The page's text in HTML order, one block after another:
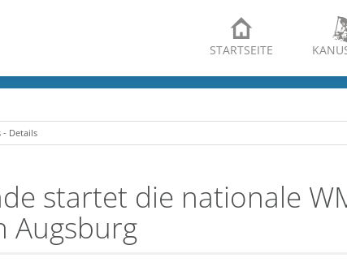
STARTSEITE
- Details
startet die nationale
Augsburg